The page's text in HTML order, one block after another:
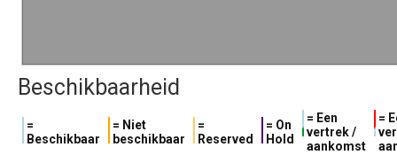
Beschikbaarheid
=
Beschikbaar
= Niet
beschikbaar
=
Reserved
= On
Hold
= Een
vertrek /
aankomst
=